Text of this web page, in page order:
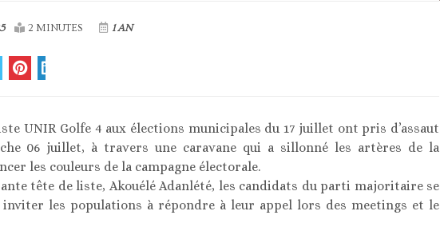
2 MINUTES 1 AN
UNIR Golfe 4 aux élections municipales du 17 juillet ont pris d’assaut
06 juillet, à travers une caravane qui a sillonné les artères de la
les couleurs de la campagne électorale.
tête de liste, Akouélé Adanlété, les candidats du parti majoritaire se
les populations à répondre à leur appel lors des meetings et le